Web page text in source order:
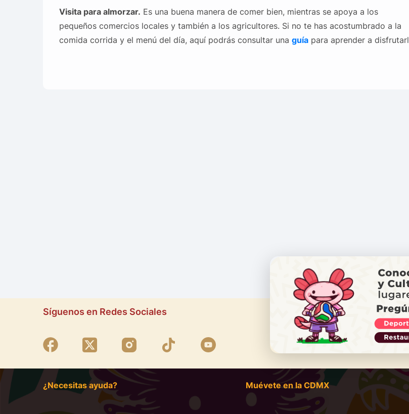
Visita para almorzar. Es una buena manera de comer bien, mientras se apoya a los
pequeños comercios locales y también a los agricultores. Si no te has acostumbrado a la
comida corrida y el menú del día, aquí podrás consultar una guíapara aprender a
Síguenos en Redes Sociales
¿Necesitas ayuda? Muévete en la CDMX